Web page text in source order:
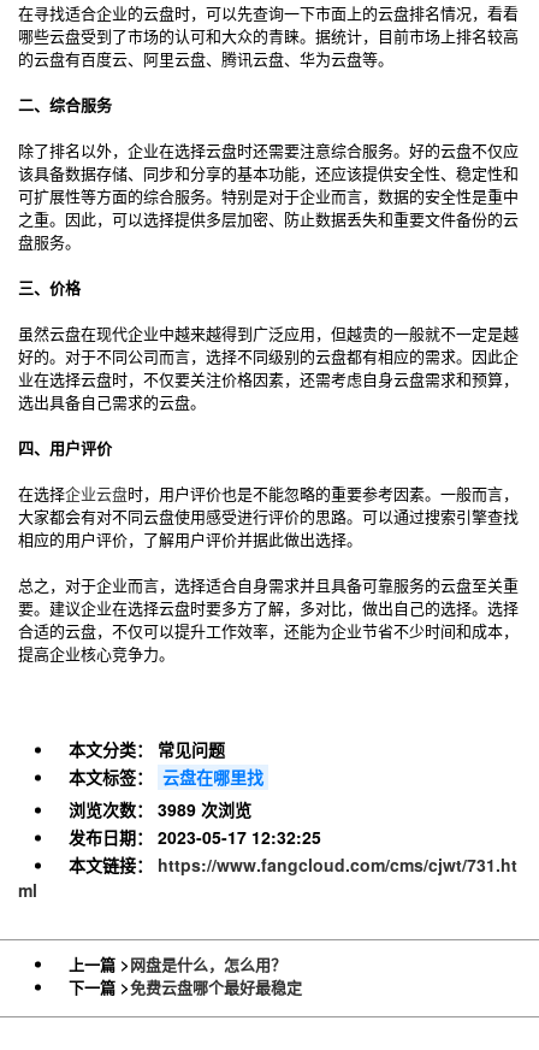
在寻找适合企业的云盘时，可以先查询一下市面上的云盘排名情况，看看
哪些云盘受到了市场的认可和大众的青睐。据统计，目前市场上排名较高
的云盘有百度云、阿里云盘、腾讯云盘、华为云盘等。
二、综合服务
除了排名以外，企业在选择云盘时还需要注意综合服务。好的云盘不仅应
该具备数据存储、同步和分享的基本功能，还应该提供安全性、稳定性和
可扩展性等方面的综合服务。特别是对于企业而言，数据的安全性是重中
之重。因此，可以选择提供多层加密、防止数据丢失和重要文件备份的云
盘服务。
三、价格
虽然云盘在现代企业中越来越得到广泛应用，但越贵的一般就不一定是越
好的。对于不同公司而言，选择不同级别的云盘都有相应的需求。因此企
业在选择云盘时，不仅要关注价格因素，还需考虑自身云盘需求和预算，
选出具备自己需求的云盘。
四、用户评价
在选择企业云盘时，用户评价也是不能忽略的重要参考因素。一般而言，
大家都会有对不同云盘使用感受进行评价的思路。可以通过搜索引擎查找
相应的用户评价，了解用户评价并据此做出选择。
总之，对于企业而言，选择适合自身需求并且具备可靠服务的云盘至关重
要。建议企业在选择云盘时要多方了解，多对比，做出自己的选择。选择
合适的云盘，不仅可以提升工作效率，还能为企业节省不少时间和成本，
提高企业核心竞争力。
本文分类：
常见问题
本文标签：
云盘在哪里找
浏览次数：
3989 次浏览
发布日期：
2023-05-17 12:32:25
本文链接：
https://www.fangcloud.com/cms/cjwt/731.ht
ml
上一篇 >网盘是什么，怎么用？
下一篇 >免费云盘哪个最好最稳定